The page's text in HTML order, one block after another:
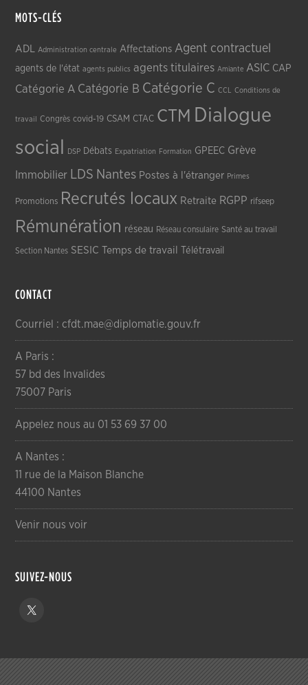
MOTS-CLÉS
ADL Administration centrale Affectations Agent contractuel
agents de l'état agents publics agents titulaires Amiante ASIC CAP
Catégorie A Catégorie B Catégorie C CCL Conditions de
travail Congrès covid-19 CSAM CTAC CTM Dialogue
social
DSP Débats Expatriation Formation GPEEC Grève
Immobilier LDS Nantes Postes à l'étranger Primes
Promotions Recrutés locaux Retraite RGPP rifseep
Rémunération réseau Réseau consulaire Santé au travail
Section Nantes SESIC Temps de travail Télétravail
CONTACT
Courriel : cfdt.mae@diplomatie.gouv.fr
A Paris :
57 bd des Invalides
75007 Paris
Appelez nous au 01 53 69 37 00
A Nantes :
11 rue de la Maison Blanche
44100 Nantes
Venir nous voir
SUIVEZ-NOUS